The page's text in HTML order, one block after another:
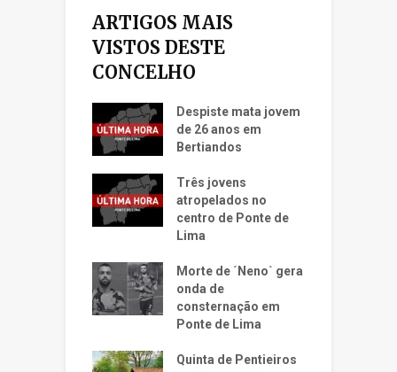
ARTIGOS MAIS
VISTOS DESTE
CONCELHO
Despiste mata jovem
de 26 anos em
Bertiandos
Três jovens
atropelados no
centro de Ponte de
Lima
Morte de ´Neno` gera
onda de
consternação em
Ponte de Lima
Quinta de Pentieiros